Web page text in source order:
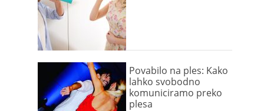
Povabilo na ples: Kako
lahko svobodno
komuniciramo preko
plesa